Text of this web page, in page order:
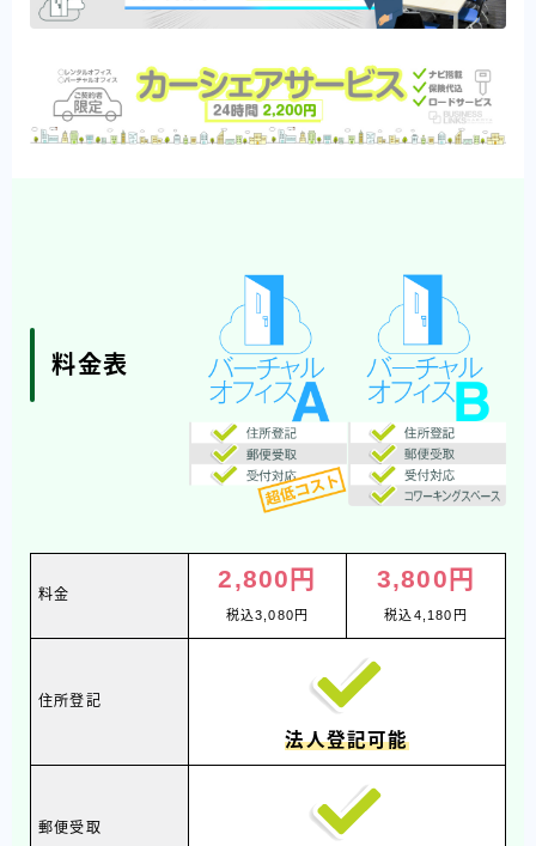
料金表
料金
2,800円
税込3,080円
3,800円
税込4,180円
住所登記
法人登記可能
郵便受取